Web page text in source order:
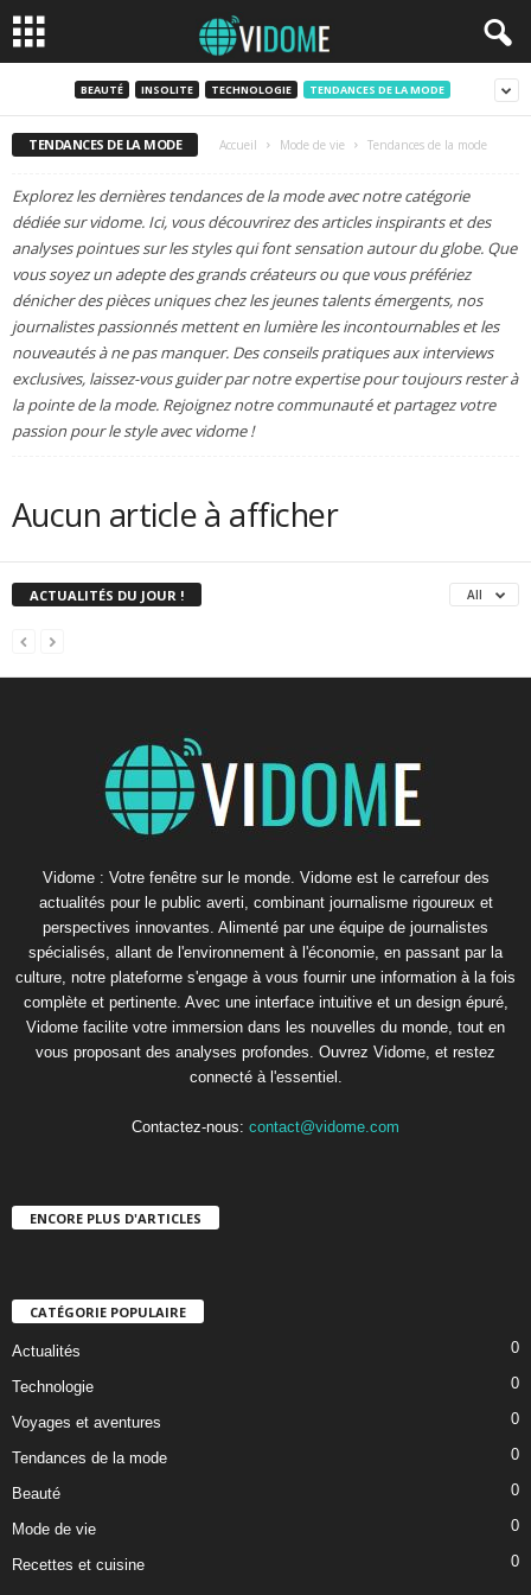
BEAUTÉ INSOLITE TECHNOLOGIE TENDANCES DE LA MODE
TENDANCES DE LA MODE Accueil Mode de vie Tendances de la mode
Explorez les dernières tendances de la mode avec notre catégorie
dédiée sur vidome. Ici, vous découvrirez des articles inspirants et des
analyses pointues sur les styles qui font sensation autour du globe. Que
vous soyez un adepte des grands créateurs ou que vous préfériez
dénicher des pièces uniques chez les jeunes talents émergents, nos
journalistes passionnés mettent en lumière les incontournables et les
nouveautés à ne pas manquer. Des conseils pratiques aux interviews
exclusives, laissez-vous guider par notre expertise pour toujours rester à
la pointe de la mode. Rejoignez notre communauté et partagez votre
passion pour le style avec vidome !
Aucun article à afficher
ACTUALITÉS DU JOUR ! All
Vidome : Votre fenêtre sur le monde. Vidome est le carrefour des
actualités pour le public averti, combinant journalisme rigoureux et
perspectives innovantes. Alimenté par une équipe de journalistes
spécialisés, allant de l'environnement à l'économie, en passant par la
culture, notre plateforme s'engage à vous fournir une information à la fois
complète et pertinente. Avec une interface intuitive et un design épuré,
Vidome facilite votre immersion dans les nouvelles du monde, tout en
vous proposant des analyses profondes. Ouvrez Vidome, et restez
connecté à l'essentiel.
Contactez-nous: contact@vidome.com
ENCORE PLUS D'ARTICLES
CATÉGORIE POPULAIRE
Actualités 0
Technologie 0
Voyages et aventures 0
Tendances de la mode 0
Beauté 0
Mode de vie 0
Recettes et cuisine 0